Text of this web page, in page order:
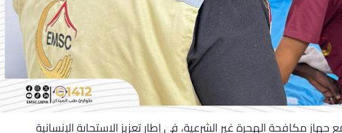
مكافحة الهجرة غير الشرعية، في إطار تعزيز الاستجابة الإنسانية